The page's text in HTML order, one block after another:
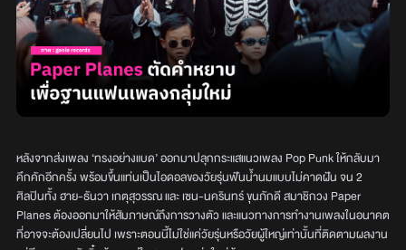
หลังจากส่งเพลง ‘ทรงอย่างแบด’ ออกมาปลุกกระแสแนวเพลง Pop Punk ให้กลับมา
คึกคักอีกครั้ง พร้อมขึ้นแท่นเป็นไอดอลของวัยรุ่นฟันน้ำนมแบบไม่คาดฝัน จน 2
ศิลปินทั้ง ฮาย-ธันวา เกตุสุวรรณ และ เซน-นครินทร์ ขุนภักดี สมาชิกวง Paper
Planes ต้องออกมาให้สัมภาษณ์ถึงการวางตัว และแนวทางการทำงานเพลงในอนาคต
ที่อาจจะต้องเปลี่ยนไป เพราะตอนนี้ไม่ใช่แค่วัยรุ่นหรือวัยผู้ใหญ่เท่านั้นที่ติดตามผลงาน